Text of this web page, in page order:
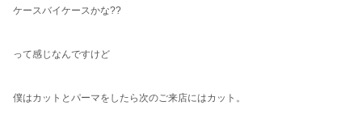
ケースバイケースかな??
って感じなんですけど
僕はカットとパーマをしたら次のご来店にはカット。